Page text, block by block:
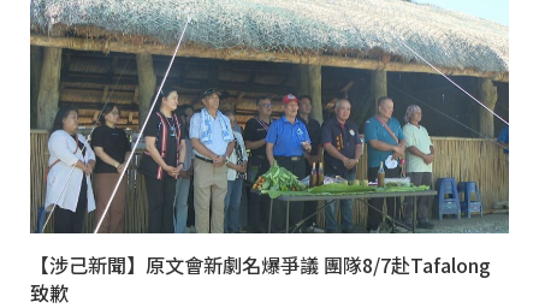
【涉己新聞】原文會新劇名爆爭議 團隊8/7赴Tafalong
致歉